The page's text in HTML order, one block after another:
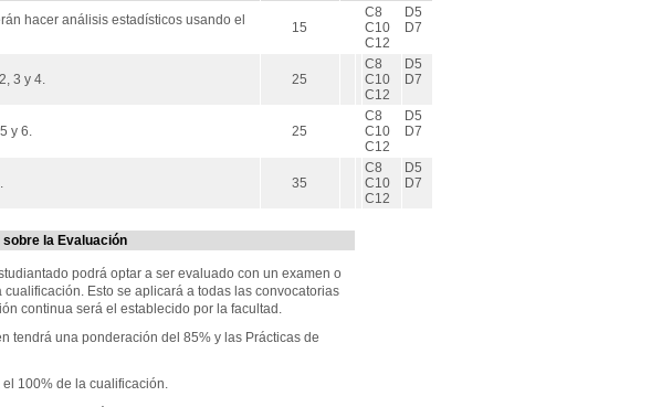
hacer análisis estadísticos usando el
15
C8
C10
C12
D5
D7
3 y 4. 25
C8
C10
C12
D5
D7
y 6. 25
C8
C10
C12
D5
D7
35
C8
C10
C12
D5
D7
la Evaluación
podrá optar a ser evaluado con un examen o
Esto se aplicará a todas las convocatorias
continua será el establecido por la facultad.
tendrá una ponderación del 85% y las Prácticas de
100% de la cualificación.